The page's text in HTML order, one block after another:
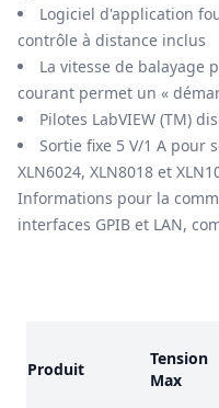
Logiciel d'application
contrôle à distance inclus
La vitesse de balayage
courant permet un «
Pilotes LabVIEW (TM)
Sortie fixe 5 V/1 A pour
XLN6024, XLN8018 et
Informations pour la
interfaces GPIB et LAN,
Produit
Tension
Max